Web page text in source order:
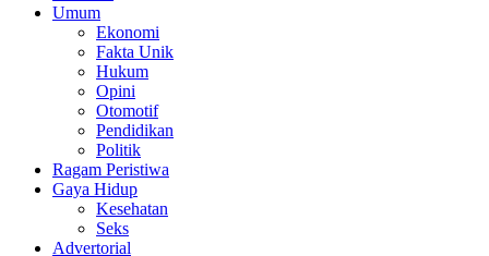
Umum
Ekonomi
Fakta Unik
Hukum
Opini
Otomotif
Pendidikan
Politik
Ragam Peristiwa
Gaya Hidup
Kesehatan
Seks
Advertorial